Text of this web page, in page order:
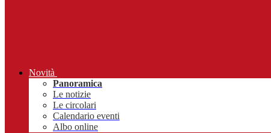
Novità
Panoramica
Le notizie
Le circolari
Calendario eventi
Albo online